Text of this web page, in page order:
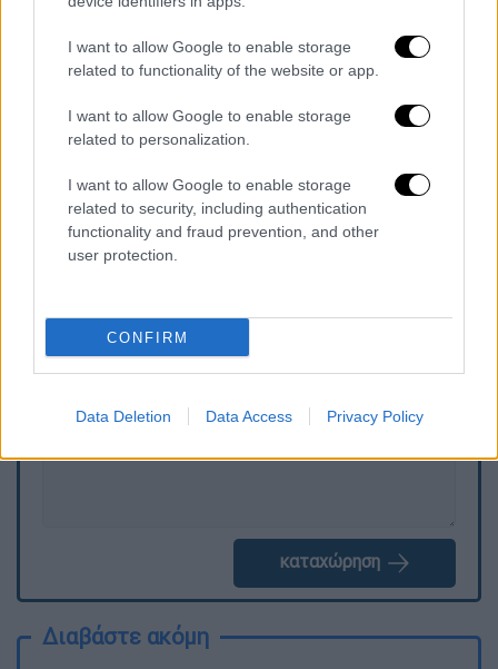
I want to allow Google to enable storage
related to functionality of the website or app.
I want to allow Google to enable storage
related to personalization.
I want to allow Google to enable storage
related to security, including authentication
functionality and fraud prevention, and other
user protection.
CONFIRM
Data Deletion Data Access Privacy Policy
ΕΘΝΟΣ θα παρεμβαίνει και τα προσβλητικά σχόλια θα
διαγράφονται
καταχώρηση
Διαβάστε ακόμη